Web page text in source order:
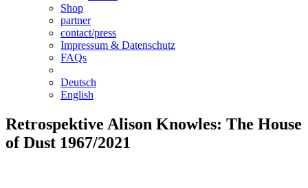
Shop
partner
contact/press
Impressum & Datenschutz
FAQs
Deutsch
English
Retrospektive Alison Knowles: The House
of Dust 1967/2021